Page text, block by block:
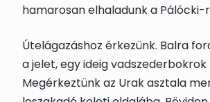
hamarosan elhaladunk a
Útelágazáshoz érkezünk. Balra
a jelet, egy ideig vadszederbokrok
Megérkeztünk az Urak asztala